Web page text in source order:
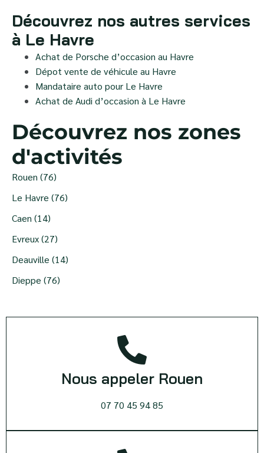
Découvrez nos autres services
à Le Havre
Achat de Porsche d’occasion au Havre
Dépot vente de véhicule au Havre
Mandataire auto pour Le Havre
Achat de Audi d’occasion à Le Havre
Découvrez nos zones
d'activités
Rouen (76)
Le Havre (76)
Caen (14)
Evreux (27)
Deauville (14)
Dieppe (76)
Nous appeler Rouen
07 70 45 94 85